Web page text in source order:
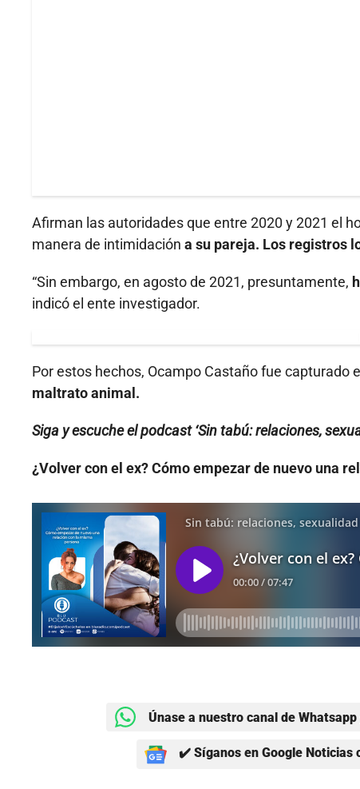
Afirman las autoridades que entre 2020 y 2021 el
manera de intimidación a su pareja. Los registros
“Sin embargo, en agosto de 2021, presuntamente,
indicó el ente investigador.
Por estos hechos, Ocampo Castaño fue capturado
maltrato animal.
Siga y escuche el podcast ‘Sin tabú: relaciones,
¿Volver con el ex? Cómo empezar de nuevo una
Únase a nuestro canal de
✔️ Síganos en Google Noticias